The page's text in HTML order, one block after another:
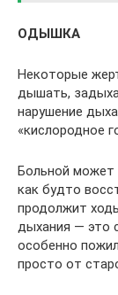
ОДЫШКА
Некоторые
дышать,
нарушение
«кислородное
Больной может
как будто
продолжит
дыхания — это
особенно
просто от